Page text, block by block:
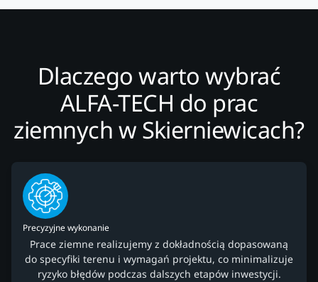
Dlaczego warto wybrać
ALFA-TECH do prac
ziemnych w Skierniewicach?
Precyzyjne wykonanie
Prace ziemne realizujemy z dokładnością dopasowaną
do specyfiki terenu i wymagań projektu, co minimalizuje
ryzyko błędów podczas dalszych etapów inwestycji.